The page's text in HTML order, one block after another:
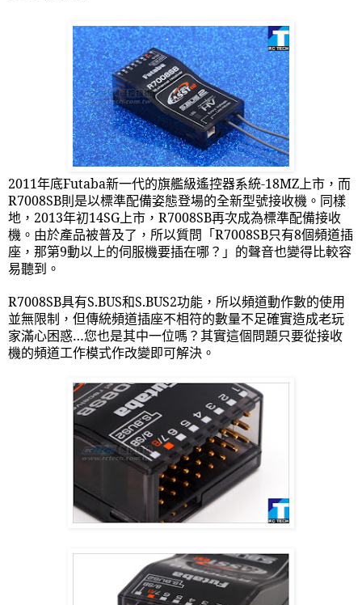
2011年底Futaba新一代的旗艦級遙控器系統-18MZ上市，而
R7008SB則是以標準配備姿態登場的全新型號接收機。同樣
地， 2013年初14SG上市， R7008SB再次成為標準配備接收
機。由於產品被普及了，所以質問「R7008SB只有8個頻道插
座，那第9動以上的伺服機要插在哪？」的聲音也變得比較容
易聽到。
R7008SB具有S.BUS和S.BUS2功能，所以頻道動作數的使用
並無限制，但傳統頻道插座不相符的數量不足確實造成老玩
家滿心困惑…您也是其中一位嗎？其實這個問題只要從接收
機的頻道工作模式作改變即可解決。